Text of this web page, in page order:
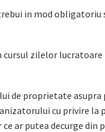
in mod obligatoriu
cursul zilelor
de proprietate
cu privire la
ar putea decurge din